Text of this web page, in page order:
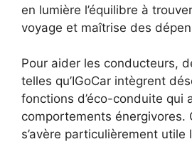
en lumière l’équilibre à
voyage et maîtrise des
Pour aider les conducteurs,
telles qu’IGoCar intègrent
fonctions d’éco-conduite qui
comportements énergivores.
s’avère particulièrement utile